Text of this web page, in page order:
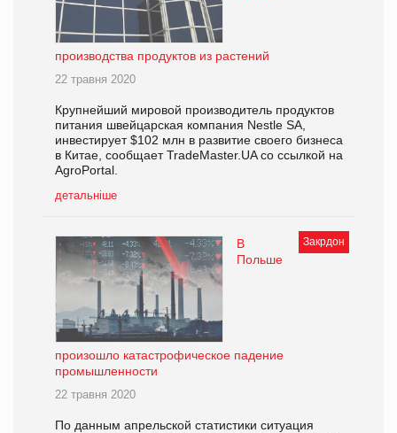
производства продуктов из растений
22 травня 2020
Крупнейший мировой производитель продуктов
питания швейцарская компания Nestle SA,
инвестирует $102 млн в развитие своего бизнеса
в Китае, сообщает TradeMaster.UA со ссылкой на
AgroPortal.
детальніше
Закрдон
В
Польше
произошло катастрофическое падение
промышленности
22 травня 2020
По данным апрельской статистики ситуация